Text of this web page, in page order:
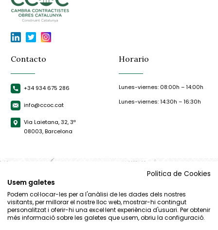
Contacto
+34 934 675 286
info@ccoc.cat
Via Laietana, 32, 3ª
08003, Barcelona
Horario
Lunes-viernes: 08:00h – 14:00h
Lunes-viernes: 14:30h – 16:30h
Politica de Cookies
Usem galetes
Podem col·locar-les per a l'anàlisi de les dades dels nostres
visitants, per millorar el nostre lloc web, mostrar-hi contingut
personalitzat i oferir-hi una excel·lent experiència d'usuari. Per obtenir
més informació sobre les galetes que usem, obriu la configuració.